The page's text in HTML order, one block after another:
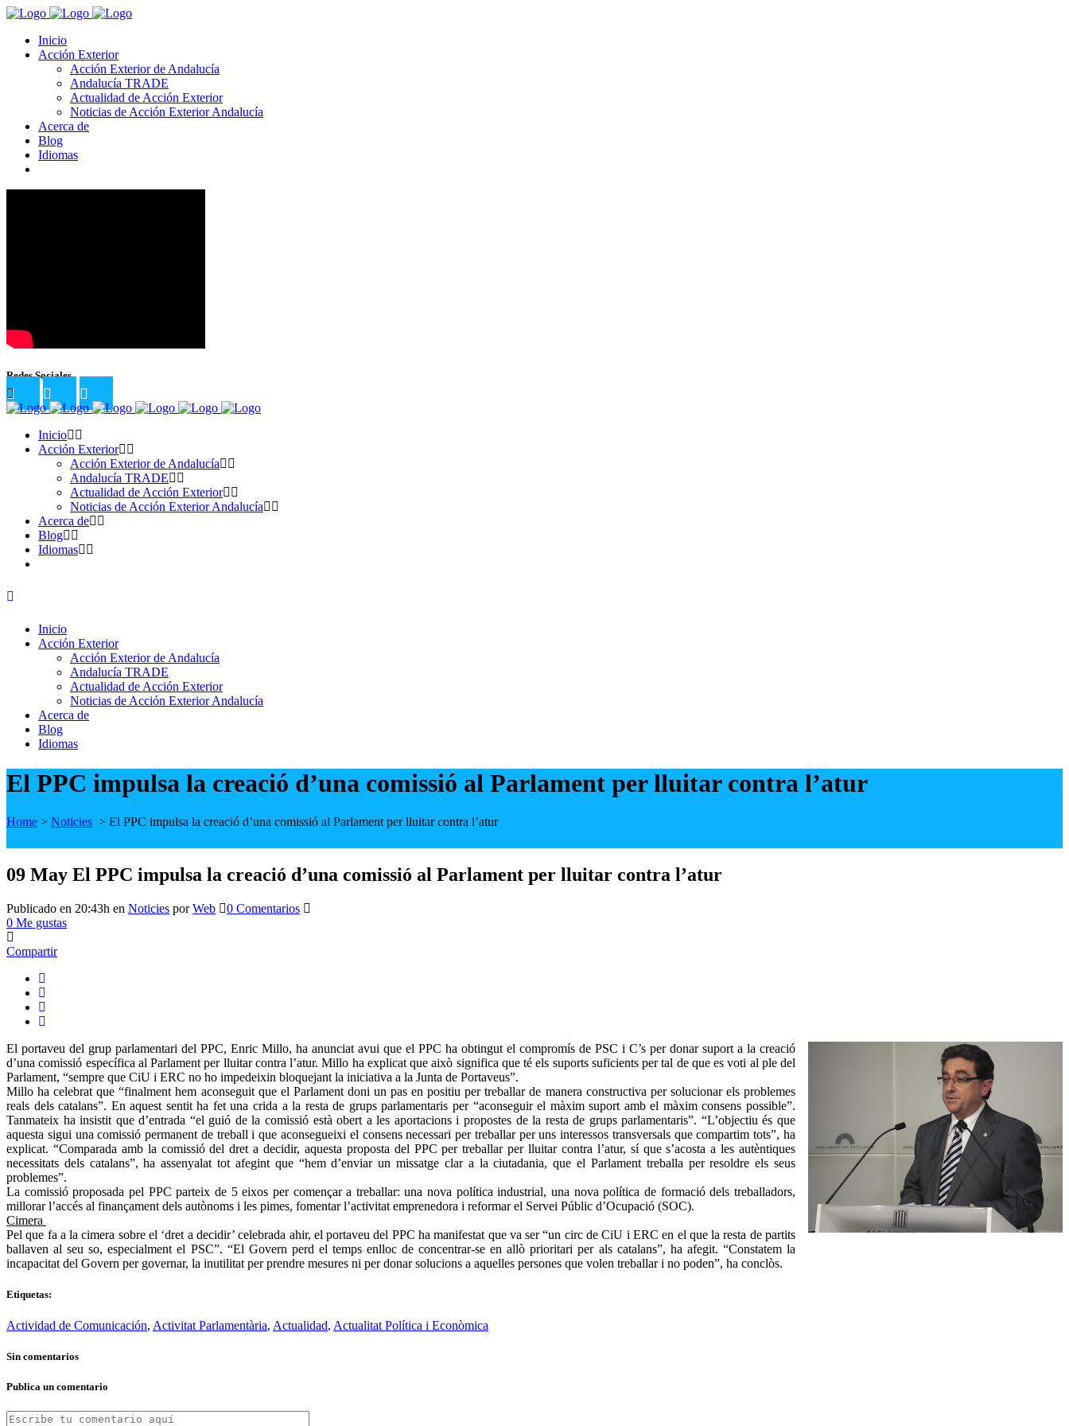
Inicio
Acción Exterior
Acción Exterior de Andalucía
Andalucía TRADE
Actualidad de Acción Exterior
Noticias de Acción Exterior Andalucía
Acerca de
Blog
Idiomas
Redes Sociales
Inicio
Acción Exterior
Acción Exterior de Andalucía
Andalucía TRADE
Actualidad de Acción Exterior
Noticias de Acción Exterior Andalucía
Acerca de
Blog
Idiomas
Inicio
Acción Exterior
Acción Exterior de Andalucía
Andalucía TRADE
Actualidad de Acción Exterior
Noticias de Acción Exterior Andalucía
Acerca de
Blog
Idiomas
El PPC impulsa la creació d’una comissió al Parlament per lluitar contra l’atur
Home > Noticies > El PPC impulsa la creació d’una comissió al Parlament per lluitar contra l’atur
09 May El PPC impulsa la creació d’una comissió al Parlament per lluitar contra l’atur
Publicado en 20:43h en Noticies porWeb
0 Comentarios
0 Me gustas
Compartir
El portaveu del grup parlamentari del PPC, Enric Millo, ha anunciat avui que el PPC ha obtingut el compromís de PSC i C’s per donar suport a la creació
d’una comissió específica al Parlament per lluitar contra l’atur. Millo ha explicat que això significa que té els suports suficients per tal de que es voti al ple del
Parlament, “sempre que CiU i ERC no ho impedeixin bloquejant la iniciativa a la Junta de Portaveus”.
Millo ha celebrat que “finalment hem aconseguit que el Parlament doni un pas en positiu per treballar de manera constructiva per solucionar els problemes
reals dels catalans”. En aquest sentit ha fet una crida a la resta de grups parlamentaris per “aconseguir el màxim suport amb el màxim consens possible”.
Tanmateix ha insistit que d’entrada “el guió de la comissió està obert a les aportacions i propostes de la resta de grups parlamentaris”. “L’objectiu és que
aquesta sigui una comissió permanent de treball i que aconsegueixi el consens necessari per treballar per uns interessos transversals que compartim tots”, ha
explicat. “Comparada amb la comissió del dret a decidir, aquesta proposta del PPC per treballar per lluitar contra l’atur, sí que s’acosta a les autèntiques
necessitats dels catalans”, ha assenyalat tot afegint que “hem d’enviar un missatge clar a la ciutadania, que el Parlament treballa per resoldre els seus
problemes”.
La comissió proposada pel PPC parteix de 5 eixos per començar a treballar: una nova política industrial, una nova política de formació dels treballadors,
millorar l’accés al finançament dels autònoms i les pimes, fomentar l’activitat emprenedora i reformar el Servei Públic d’Ocupació (SOC).
Cimera
Pel que fa a la cimera sobre el ‘dret a decidir’ celebrada ahir, el portaveu del PPC ha manifestat que va ser “un circ de CiU i ERC en el que la resta de partits
ballaven al seu so, especialment el PSC”. “El Govern perd el temps enlloc de concentrar-se en allò prioritari per als catalans”, ha afegit. “Constatem la
incapacitat del Govern per governar, la inutilitat per prendre mesures ni per donar solucions a aquelles persones que volen treballar i no poden”, ha conclòs.
Etiquetas:
Actividad de Comunicación, Activitat Parlamentària, Actualidad, Actualitat Política i Econòmica
Sin comentarios
Publica un comentario